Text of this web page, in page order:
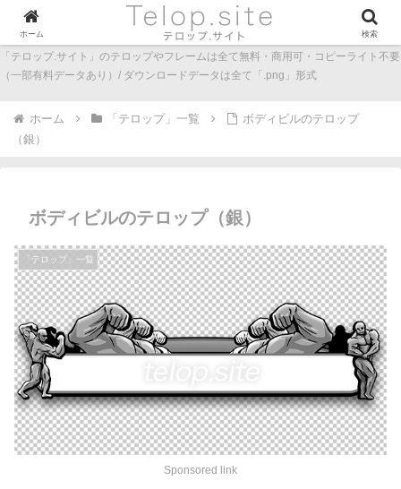
「テロップ.サイト」のテロップやフレームは全て無料・商用可・コピーライト不要
（一部有料データあり）/ ダウンロードデータは全て「.png」形式
ホーム 「テロップ」一覧
ボディビルのテロップ
（銀）
ボディビルのテロップ（銀）
「テロップ」一覧
Sponsored link
ホーム 検索